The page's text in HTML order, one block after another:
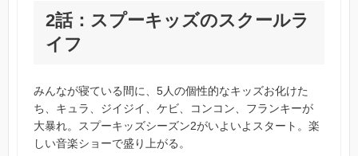
2話：スプーキッズのスクールラ
イフ
みんなが寝ている間に、5人の個性的なキッズお化けた
ち、キュラ、ジイジイ、ケビ、コンコン、フランキーが
大暴れ。スプーキッズシーズン2がいよいよスタート。楽
しい音楽ショーで盛り上がる。